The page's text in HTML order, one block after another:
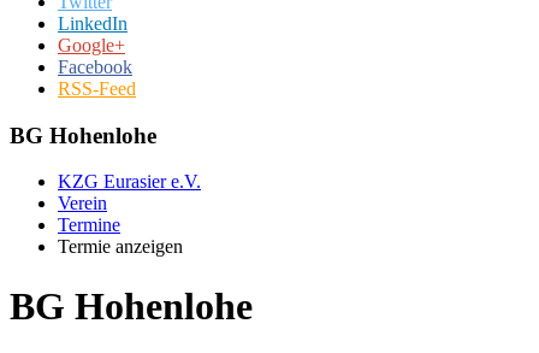
LinkedIn
Google+
Facebook
RSS-Feed
BG Hohenlohe
KZG Eurasier e.V.
Verein
Termine
Termie anzeigen
BG Hohenlohe